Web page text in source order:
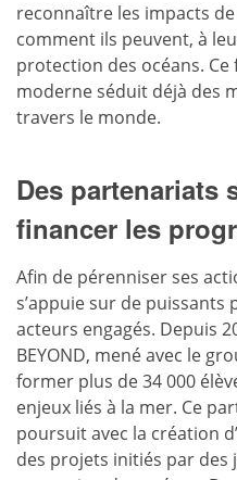
reconnaître les impacts
comment ils peuvent, à
protection des océans.
moderne séduit déjà des
travers le monde.
Des partenariats
financer les
Afin de pérenniser ses
s’appuie sur de puissants
acteurs engagés. Depuis
BEYOND, mené avec le
former plus de 34 000
enjeux liés à la mer. Ce
poursuit avec la création
des projets initiés par des